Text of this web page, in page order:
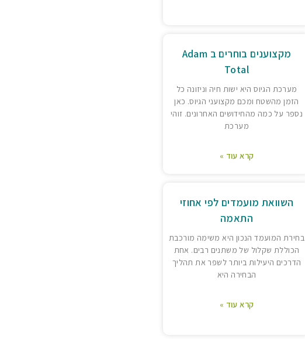
מקצוענים בוחרים ב Adam
Total
מערכת הגיוס היא ישות חיה וניזונה כל
הזמן מהשטח ומכם מקצועני הגיוס. כאן
נספר על כמה מהחידושים האחרונים. זוהי
מערכת
קרא עוד »
השוואת מועמדים לפי אחוזי
התאמה
בחירת המועמד הנכון היא משימה מורכבת
הכוללת שקלול של משתנים רבים. אחת
הדרכים היעילות ביותר לשפר את תהליך
הבחירה היא
קרא עוד »